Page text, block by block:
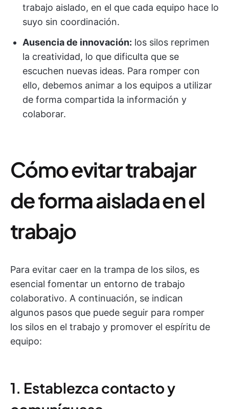
trabajo aislado, en el que cada equipo hace lo
suyo sin coordinación.
Ausencia de innovación: los silos reprimen
la creatividad, lo que dificulta que se
escuchen nuevas ideas. Para romper con
ello, debemos animar a los equipos a utilizar
de forma compartida la información y
colaborar.
Cómo evitar trabajar
de forma aislada en el
trabajo
Para evitar caer en la trampa de los silos, es
esencial fomentar un entorno de trabajo
colaborativo. A continuación, se indican
algunos pasos que puede seguir para romper
los silos en el trabajo y promover el espíritu de
equipo:
1. Establezca contacto y